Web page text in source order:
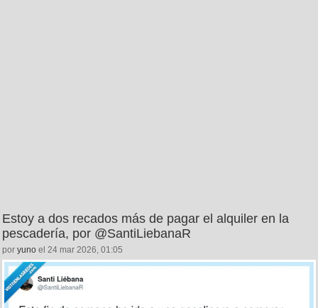
Estoy a dos recados más de pagar el alquiler en la
pescadería, por @SantiLiebanaR
por yuno el 24 mar 2026, 01:05